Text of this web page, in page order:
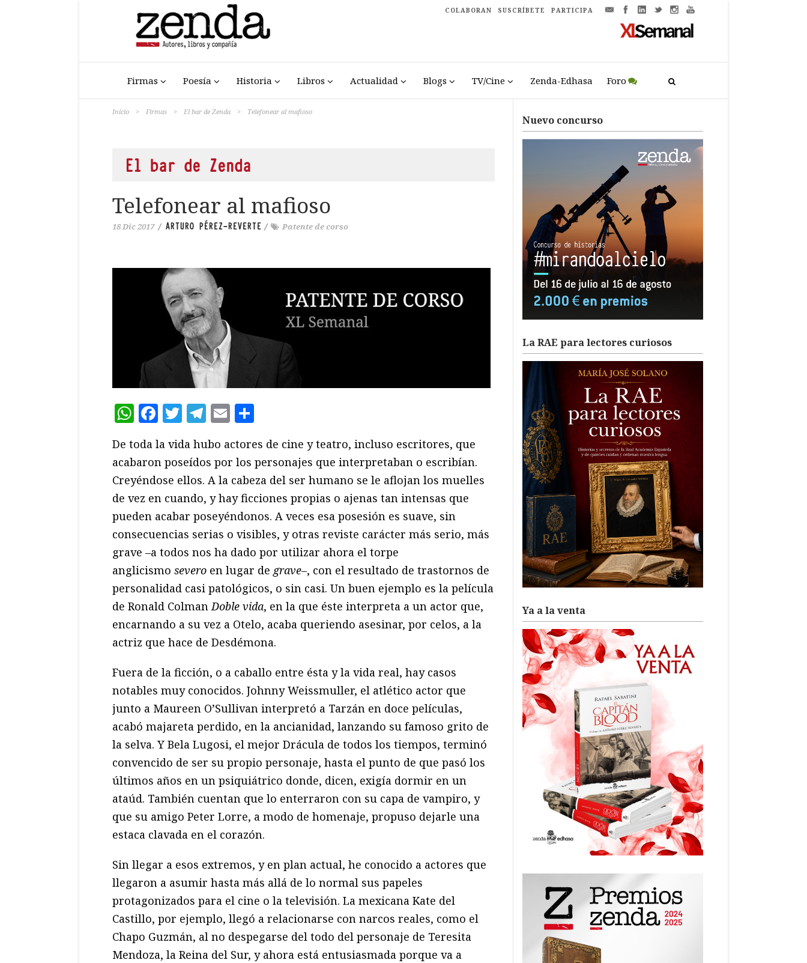
COLABORAN SUSCRÍBETE PARTICIPA
Firmas Poesía Historia Libros Actualidad Blogs TV/Cine Zenda-Edhasa Foro
Inicio > Firmas > El bar de Zenda > Telefonear al mafioso
El bar de Zenda
Telefonear al mafioso
18 Dic 2017 / ARTURO PÉREZ-REVERTE / Patente de corso
WhatsApp
Facebook
Twitter
Telegram
Email
De toda la vida hubo actores de cine y teatro, incluso escritores, que
acabaron poseídos por los personajes que interpretaban o escribían.
Creyéndose ellos. A la cabeza del ser humano se le aflojan los muelles
de vez en cuando, y hay ficciones propias o ajenas tan intensas que
pueden acabar poseyéndonos. A veces esa posesión es suave, sin
consecuencias serias o visibles, y otras reviste carácter más serio, más
grave –a todos nos ha dado por utilizar ahora el torpe
anglicismo severo en lugar de grave–, con el resultado de trastornos de
personalidad casi patológicos, o sin casi. Un buen ejemplo es la película
de Ronald ColmanDoble vida, en la que éste interpreta a un actor que,
encarnando a su vez a Otelo, acaba queriendo asesinar, por celos, a la
actriz que hace de Desdémona.
Fuera de la ficción, o a caballo entre ésta y la vida real, hay casos
notables muy conocidos. Johnny Weissmuller, el atlético actor que
junto a Maureen O’Sullivan interpretó a Tarzán en doce películas,
acabó majareta perdido, en la ancianidad, lanzando su famoso grito de
la selva. Y Bela Lugosi, el mejor Drácula de todos los tiempos, terminó
convencido de ser su propio personaje, hasta el punto de que pasó los
últimos años en un psiquiátrico donde, dicen, exigía dormir en un
ataúd. También cuentan que lo enterraron con su capa de vampiro, y
que su amigo Peter Lorre, a modo de homenaje, propuso dejarle una
estaca clavada en el corazón.
Sin llegar a esos extremos, y en plan actual, he conocido a actores que
llegaron a asumir hasta más allá de lo normal sus papeles
protagonizados para el cine o la televisión. La mexicana Kate del
Castillo, por ejemplo, llegó a relacionarse con narcos reales, como el
Chapo Guzmán, al no despegarse del todo del personaje de Teresita
Mendoza, la Reina del Sur, y ahora está entusiasmada porque va a
Nuevo concurso
La RAE para lectores curiosos
Ya a la venta